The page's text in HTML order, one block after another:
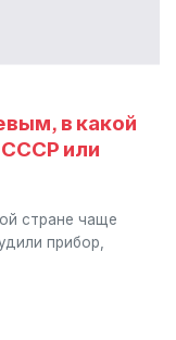
в какой
или
стране чаще
прибор,